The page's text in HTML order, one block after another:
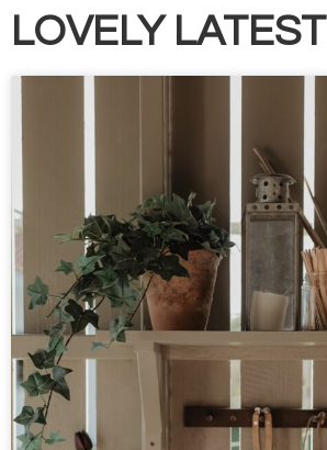
LOVELY LATEST